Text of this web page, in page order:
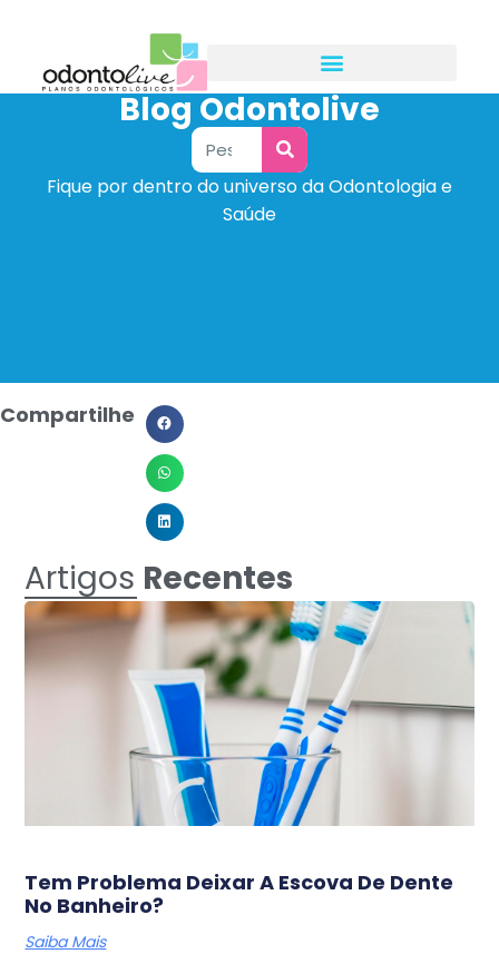
Blog Odontolive
Fique por dentro do universo da Odontologia e
Saúde
Compartilhe
Artigos Recentes
Tem Problema Deixar A Escova De Dente
No Banheiro?
Saiba Mais